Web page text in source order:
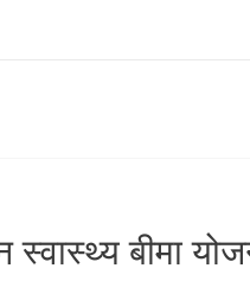
स्वास्थ्य बीमा